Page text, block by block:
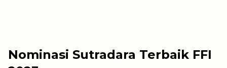
Nominasi Sutradara Terbaik FFI